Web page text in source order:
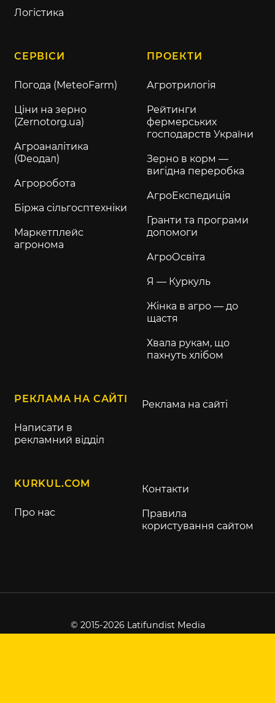
Логістика
СЕРВІСИ
Погода (MeteoFarm)
Ціни на зерно
(Zernotorg.ua)
Агроаналітика
(Феодал)
Агроробота
Біржа сільгосптехніки
Маркетплейс
агронома
ПРОЕКТИ
Агротрилогія
Рейтинги
фермерських
господарств України
Зерно в корм —
вигідна переробка
АгроЕкспедиція
Гранти та програми
допомоги
АгроОсвіта
Я — Куркуль
Жінка в агро — до
щастя
Хвала рукам, що
пахнуть хлібом
РЕКЛАМА НА САЙТІ
Написати в
рекламний відділ
Реклама на сайті
KURKUL.COM
Про нас
Контакти
Правила
користування сайтом
© 2015-2026 Latifundist Media